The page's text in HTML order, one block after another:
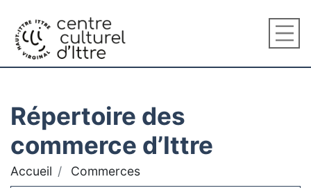
Répertoire des
commerce d’Ittre
Accueil Commerces